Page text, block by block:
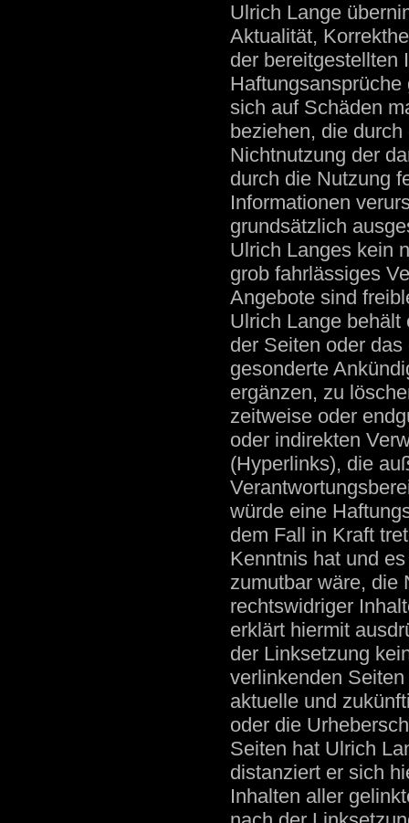
Ulrich Lange
Aktualität,
der bereitgestellten
sich auf Schäden
beziehen, die
Nichtnutzung der
durch die Nutzung
Informationen
grundsätzlich
Ulrich Langes kein
grob fahrlässiges
Angebote sind
Ulrich Lange behält
der Seiten oder
gesonderte
ergänzen, zu
zeitweise oder
oder indirekten
(Hyperlinks), die
würde eine
dem Fall in Kraft
Kenntnis hat und
zumutbar wäre, die
rechtswidriger
erklärt hiermit
der Linksetzung
verlinkenden
aktuelle und
oder die
Seiten hat Ulrich
distanziert er sich
Inhalten aller